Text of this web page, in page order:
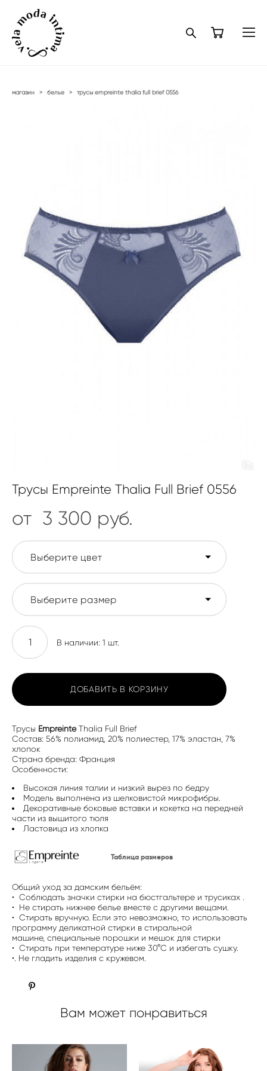
магазин > белье > трусы empreinte thalia full brief 0556
Трусы Empreinte Thalia Full Brief 0556
от 3 300 pуб.
Выберите цвет
Выберите размер
В наличии: 1 шт.
ДОБАВИТЬ В КОРЗИНУ
Трусы EmpreinteThalia Full Brief
Состав: 56% полиамид, 20% полиестер, 17% эластан, 7%
хлопок
Страна бренда: Франция
Особенности:
Высокая линия талии и низкий вырез по бедру
Модель выполнена из шелковистой микрофибры.
Декоративные боковые вставки и кокетка на передней
части из вышитого тюля
Ластовица из хлопка
Таблица размеров
Общий уход за дамским бельём:
• Соблюдать значки стирки на бюстгальтере и трусиках .
• Не стирать нижнее белье вместе с другими вещами.
• Стирать вручную. Если это невозможно, то использовать
программу деликатной стирки в стиральной
машине, специальные порошки и мешок для стирки
• Стирать при температуре ниже 30°C и избегать сушку.
•. Не гладить изделия с кружевом.
Вам может понравиться